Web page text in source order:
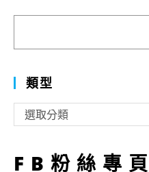
類型
型
選取分類
FB粉絲專頁